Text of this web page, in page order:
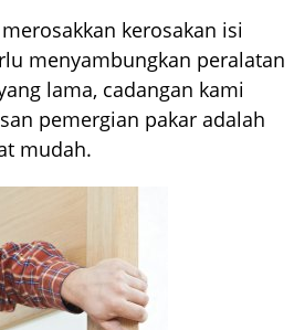
kerosakan isi
menyambungkan peralatan
lama, cadangan kami
pemergian pakar adalah
mudah.